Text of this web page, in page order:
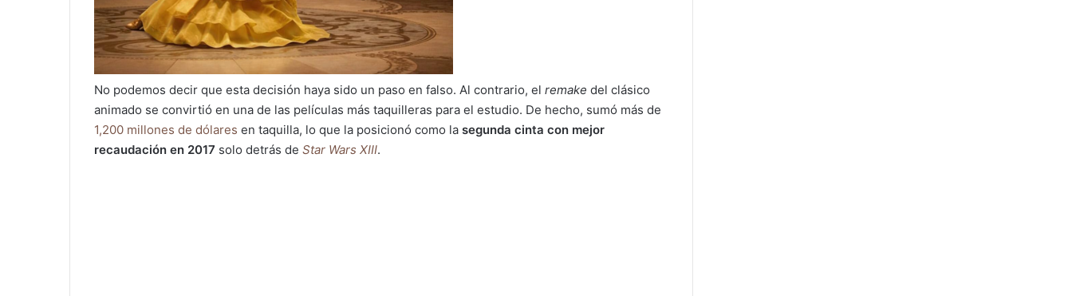
No podemos decir que esta decisión haya sido un paso en falso. Al contrario, el remake del clásico
animado se convirtió en una de las películas más taquilleras para el estudio. De hecho, sumó más de
1,200 millones de dólares en taquilla, lo que la posicionó como la segunda cinta con mejor
recaudación en 2017 solo detrás de Star Wars XIII.